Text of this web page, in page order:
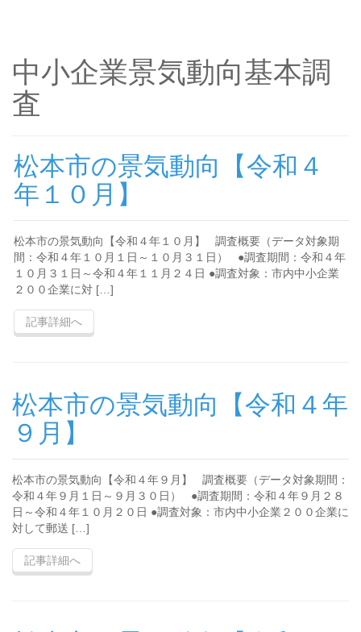
中小企業景気動向基本調
査
松本市の景気動向【令和４
年１０月】
松本市の景気動向【令和４年１０月】 調査概要（データ対象期
間：令和４年１０月１日～１０月３１日） ●調査期間：令和４年
１０月３１日～令和４年１１月２４日 ●調査対象：市内中小企業
２００企業に対 […]
記事詳細へ
松本市の景気動向【令和４年
９月】
松本市の景気動向【令和４年９月】 調査概要（データ対象期間：
令和４年９月１日～９月３０日） ●調査期間：令和４年９月２８
日～令和４年１０月２０日 ●調査対象：市内中小企業２００企業に
対して郵送 […]
記事詳細へ